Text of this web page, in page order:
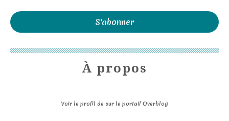
À propos
Voir le profil de sur le portail Overblog